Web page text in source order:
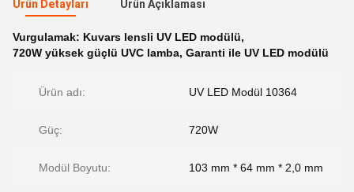
Ürün Detayları Ürün Açıklaması
Vurgulamak: Kuvars lensli UV LED modülü,
720W yüksek güçlü UVC lamba, Garanti ile UV LED modülü
Ürün adı: UV LED Modül 10364
Güç: 720W
Modül Boyutu: 103 mm * 64 mm * 2,0 mm